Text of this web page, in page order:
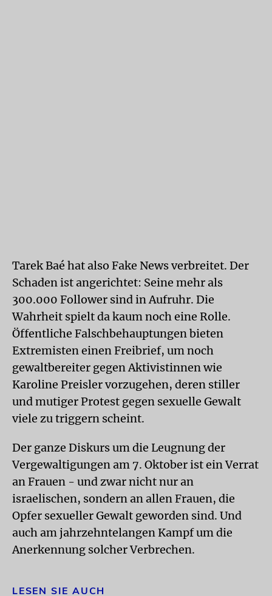
Tarek Baé hat also Fake News verbreitet. Der
Schaden ist angerichtet: Seine mehr als
300.000 Follower sind in Aufruhr. Die
Wahrheit spielt da kaum noch eine Rolle.
Öffentliche Falschbehauptungen bieten
Extremisten einen Freibrief, um noch
gewaltbereiter gegen Aktivistinnen wie
Karoline Preisler vorzugehen, deren stiller
und mutiger Protest gegen sexuelle Gewalt
viele zu triggern scheint.
Der ganze Diskurs um die Leugnung der
Vergewaltigungen am 7. Oktober ist ein Verrat
an Frauen - und zwar nicht nur an
israelischen, sondern an allen Frauen, die
Opfer sexueller Gewalt geworden sind. Und
auch am jahrzehntelangen Kampf um die
Anerkennung solcher Verbrechen.
LESEN SIE AUCH